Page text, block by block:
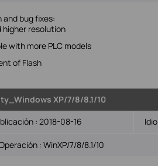
bug fixes:
higher resolution
with more PLC models
of Flash
XP/7/8/8.1/10
: 2018-08-16
: WinXP/7/8/8.1/10